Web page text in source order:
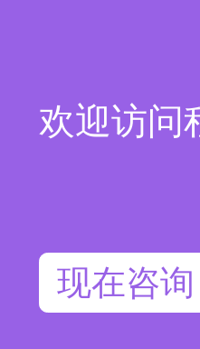
欢迎访问
现在咨询